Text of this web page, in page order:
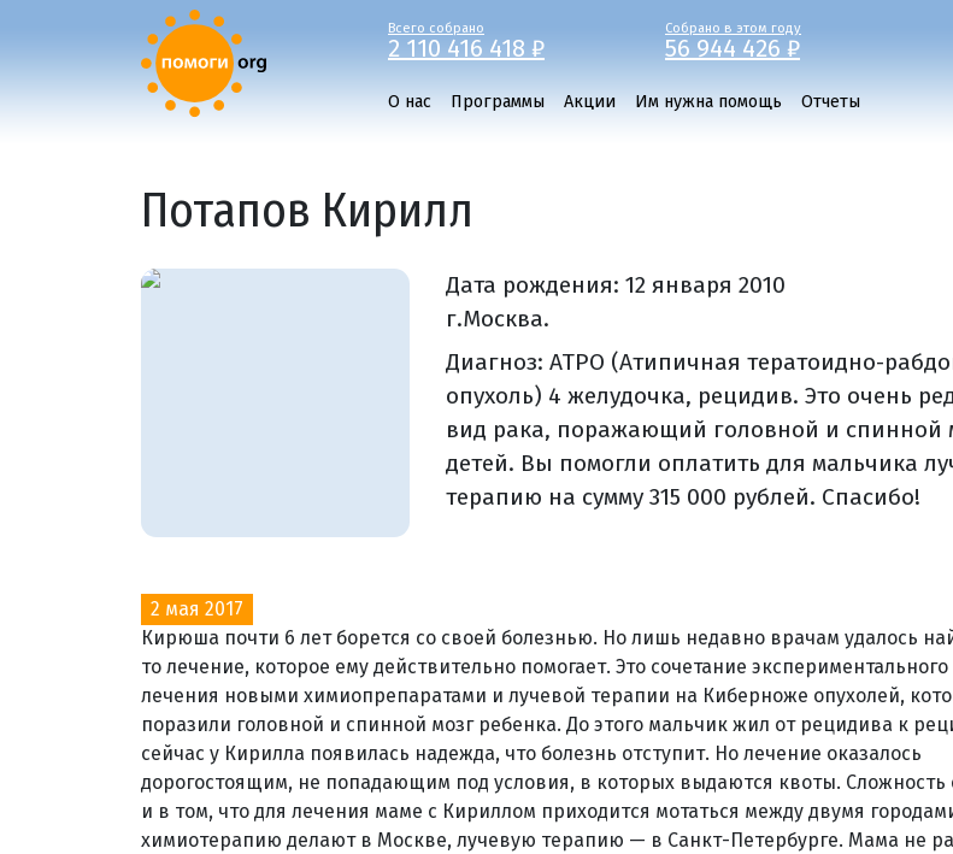
Всего собрано
2 110 416 418 ₽
Собрано в этом году
56 944 426 ₽
О нас Программы Акции Им нужна помощь Отчеты
Потапов Кирилл
Дата рождения:12 января 2010
г.Москва.
Диагноз: АТРО (Атипичная тератоидно-
опухоль) 4 желудочка, рецидив. Это очень
вид рака, поражающий головной и спинной
детей. Вы помогли оплатить для мальчика
терапию на сумму 315 000 рублей. Спасибо!
2 мая 2017
Кирюша почти 6 лет борется со своей болезнью. Но лишь недавно врачам удалось
то лечение, которое ему действительно помогает. Это сочетание экспериментального
лечения новыми химиопрепаратами и лучевой терапии на Киберноже опухолей,
поразили головной и спинной мозг ребенка. До этого мальчик жил от рецидива к
сейчас у Кирилла появилась надежда, что болезнь отступит. Но лечение оказалось
дорогостоящим, не попадающим под условия, в которых выдаются квоты. Сложность
и в том, что для лечения маме с Кириллом приходится мотаться между двумя
химиотерапию делают в Москве, лучевую терапию — в Санкт-Петербурге. Мама не